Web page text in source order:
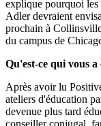
explique pourquoi les
Adler devraient
prochain à
du campus de
Qu'est-ce qui vous
Après avoir lu
ateliers d'éducation
devenue plus tard
conseiller conjugal,